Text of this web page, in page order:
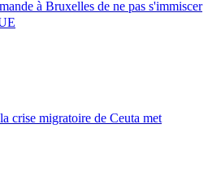
à Bruxelles de ne pas s'immiscer
crise migratoire de Ceuta met